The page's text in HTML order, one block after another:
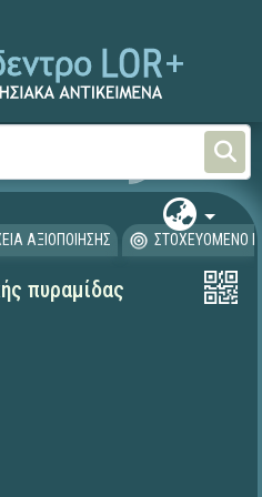
ΑΞΙΟΠΟΙΗΣΗΣ ΣΤΟΧΕΥΟΜΕΝΟ
πυραμίδας